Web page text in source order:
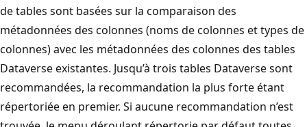
de tables sont basées sur la comparaison des
métadonnées des colonnes (noms de colonnes et types de
colonnes) avec les métadonnées des colonnes des tables
Dataverse existantes. Jusqu’à trois tables Dataverse sont
recommandées, la recommandation la plus forte étant
répertoriée en premier. Si aucune recommandation n’est